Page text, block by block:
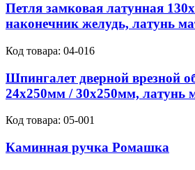
Петля замковая латунная
наконечник желудь, латунь
Код товара: 04-016
Шпингалет дверной врезной
24х250мм / 30х250мм, латунь
Код товара: 05-001
Каминная ручка Ромашка